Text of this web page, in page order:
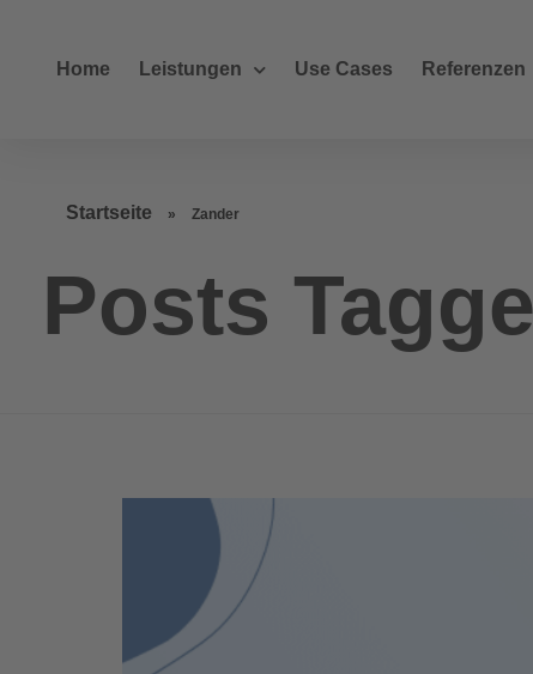
Home Leistungen Use Cases Referenzen
Startseite » Zander
Posts